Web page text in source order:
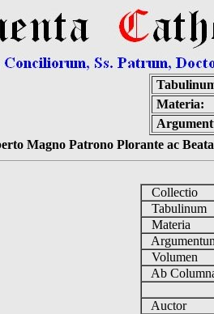
Materia:
Magno Patrono Plorante ac
Collectio
Tabulinum
Materia
Volumen
Ab
Auctor